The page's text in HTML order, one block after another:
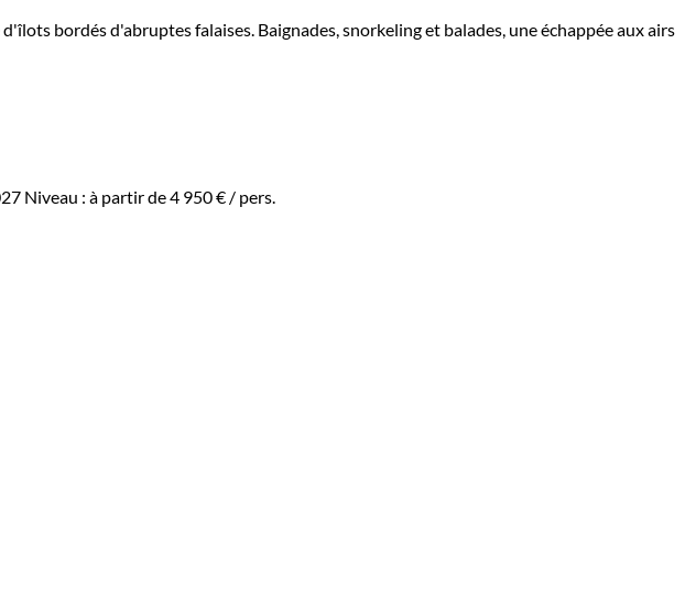
bordés d'abruptes falaises. Baignades, snorkeling et balades, une échappée aux airs
Niveau : à partir de4 950 € / pers.